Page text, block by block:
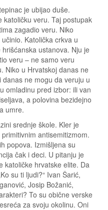
je ubijao duše.
katoličku veru. Taj postupak
zagadio veru. Niko
Katolička crkva u
ustanova. Nju je
veru – ne samo veru
Niko u Hrvatskoj danas ne
ne mogu da veruju u
omladinu pred izbor: ili van
a polovina bezidejno
umre.
srednje škole. Kler je
antisemitizmom.
popova. Izmišljena su
čak i deci. U pitanju je
katoličke hrvatske elite. Da
su ti ljudi?“ Ivan Šarić,
Josip Božanić,
To su obične verske
za svoju okolinu. Oni